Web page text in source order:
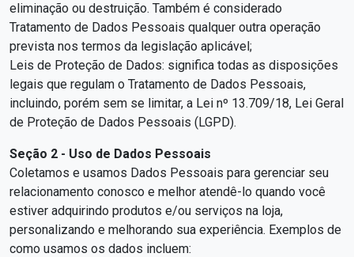
eliminação ou destruição. Também é considerado
Tratamento de Dados Pessoais qualquer outra operação
prevista nos termos da legislação aplicável;
Leis de Proteção de Dados: significa todas as disposições
legais que regulam o Tratamento de Dados Pessoais,
incluindo, porém sem se limitar, a Lei nº 13.709/18, Lei Geral
de Proteção de Dados Pessoais (LGPD).
Seção 2 - Uso de Dados Pessoais
Coletamos e usamos Dados Pessoais para gerenciar seu
relacionamento conosco e melhor atendê-lo quando você
estiver adquirindo produtos e/ou serviços na loja,
personalizando e melhorando sua experiência. Exemplos de
como usamos os dados incluem: